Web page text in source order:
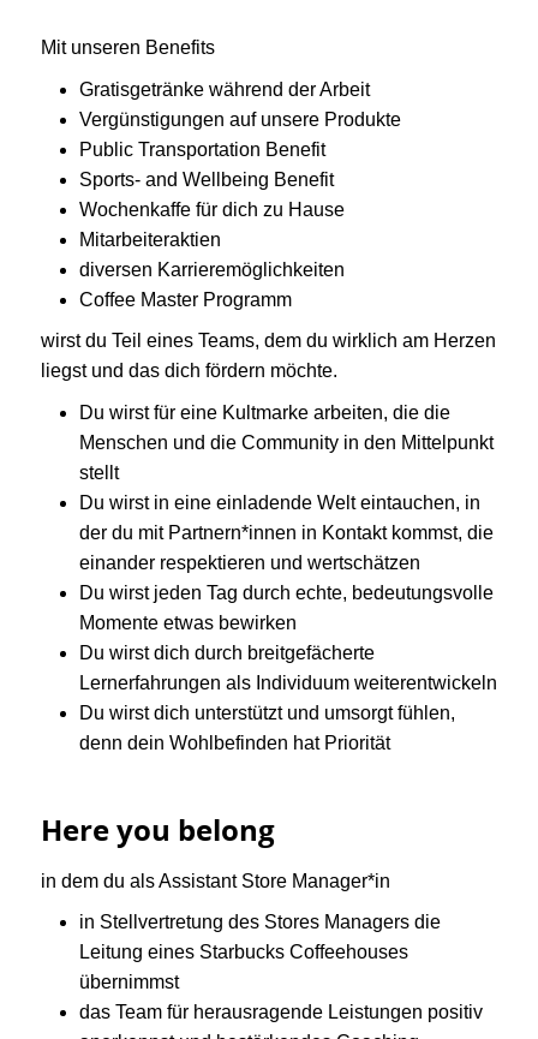
Mit unseren Benefits
Gratisgetränke während der Arbeit
Vergünstigungen auf unsere Produkte
Public Transportation Benefit
Sports- and Wellbeing Benefit
Wochenkaffe für dich zu Hause
Mitarbeiteraktien
diversen Karrieremöglichkeiten
Coffee Master Programm
wirst du Teil eines Teams, dem du wirklich am Herzen
liegst und das dich fördern möchte.
Du wirst für eine Kultmarke arbeiten, die die
Menschen und die Community in den Mittelpunkt
stellt
Du wirst in eine einladende Welt eintauchen, in
der du mit Partnern*innen in Kontakt kommst, die
einander respektieren und wertschätzen
Du wirst jeden Tag durch echte, bedeutungsvolle
Momente etwas bewirken
Du wirst dich durch breitgefächerte
Lernerfahrungen als Individuum weiterentwickeln
Du wirst dich unterstützt und umsorgt fühlen,
denn dein Wohlbefinden hat Priorität
Here you belong
in dem du als Assistant Store Manager*in
in Stellvertretung des Stores Managers die
Leitung eines Starbucks Coffeehouses
übernimmst
das Team für herausragende Leistungen positiv